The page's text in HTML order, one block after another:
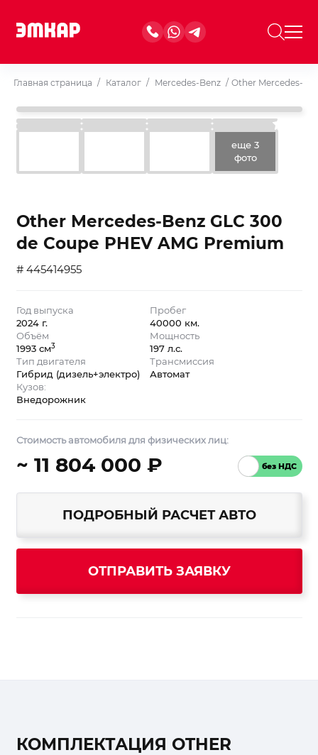
Главная страница / Каталог / Mercedes-Benz / Other Mercedes-
еще 3
фото
Other Mercedes-Benz GLC 300
de Coupe PHEV AMG Premium
# 445414955
Год выпуска
2024 г.
Пробег
40000 км.
Объём
1993 см3
Мощность
197 л.с.
Тип двигателя
Гибрид (дизель+электро)
Трансмиссия
Автомат
Кузов:
Внедорожник
Стоимость автомобиля для физических лиц:
~ 11 804 000 ₽
ПОДРОБНЫЙ РАСЧЕТ АВТО
ОТПРАВИТЬ ЗАЯВКУ
КОМПЛЕКТАЦИЯ OTHER